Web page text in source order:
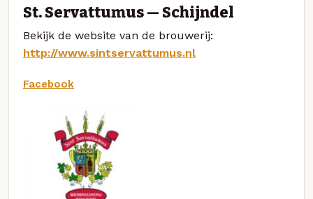
St. Servattumus — Schijndel
Bekijk de website van de brouwerij:
http://www.sintservattumus.nl
Facebook